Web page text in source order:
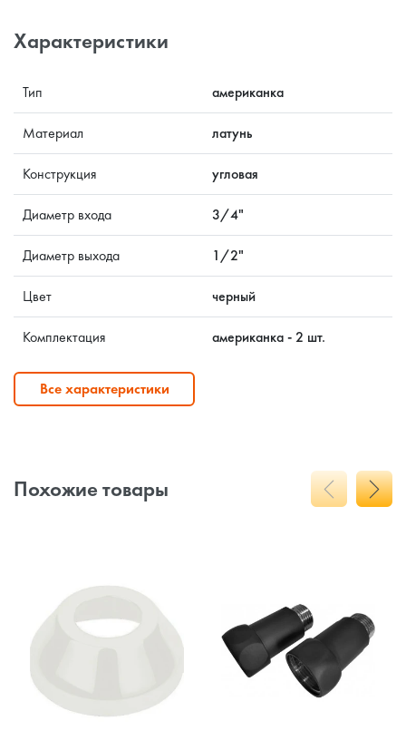
Характеристики
Тип американка
Материал латунь
Конструкция угловая
Диаметр входа 3/4"
Диаметр выхода 1/2"
Цвет черный
Комплектация американка - 2 шт.
Все характеристики
Похожие товары